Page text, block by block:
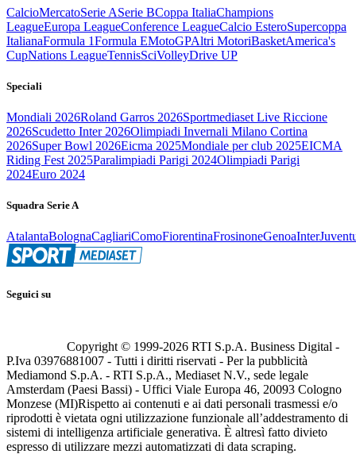
CalcioMercatoSerie ASerie BCoppa ItaliaChampions
LeagueEuropa LeagueConference LeagueCalcio EsteroSupercoppa
ItalianaFormula 1Formula EMotoGPAltri MotoriBasketAmerica's
CupNations LeagueTennisSciVolleyDrive UP
Speciali
Mondiali 2026Roland Garros 2026Sportmediaset Live Riccione
2026Scudetto Inter 2026Olimpiadi Invernali Milano Cortina
2026Super Bowl 2026Eicma 2025Mondiale per club 2025EICMA
Riding Fest 2025Paralimpiadi Parigi 2024Olimpiadi Parigi
2024Euro 2024
Squadra Serie A
AtalantaBolognaCagliariComoFiorentinaFrosinoneGenoaInter
Seguici su
Copyright © 1999-2026 RTI S.p.A. Business Digital -
P.Iva 03976881007 - Tutti i diritti riservati - Per la pubblicità
Mediamond S.p.A. - RTI S.p.A., Mediaset N.V., sede legale
Amsterdam (Paesi Bassi) - Uffici Viale Europa 46, 20093 Cologno
Monzese (MI)Rispetto ai contenuti e ai dati personali trasmessi e/o
riprodotti è vietata ogni utilizzazione funzionale all’addestramento di
sistemi di intelligenza artificiale generativa. È altresì fatto divieto
espresso di utilizzare mezzi automatizzati di data scraping.